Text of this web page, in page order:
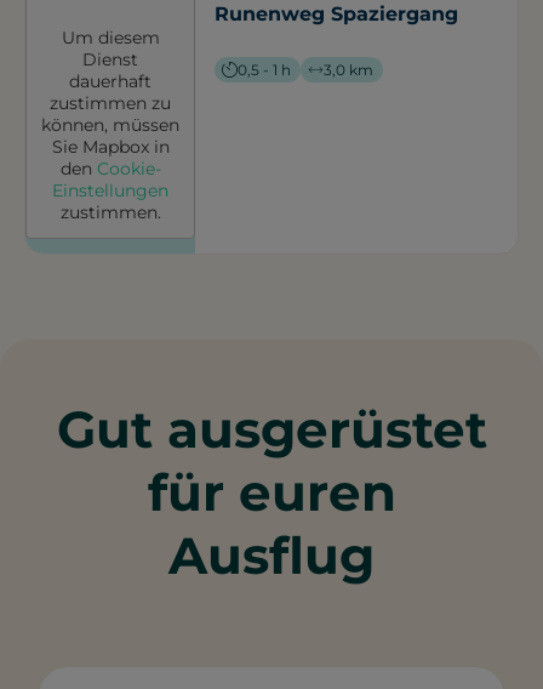
Um diesem
Dienst
dauerhaft
zustimmen zu
können, müssen
Sie Mapboxin
den Cookie-
Einstellungen
zustimmen.
Runenweg Spaziergang
0,5 - 1 h 3,0 km
Gut ausgerüstet
für euren
Ausflug